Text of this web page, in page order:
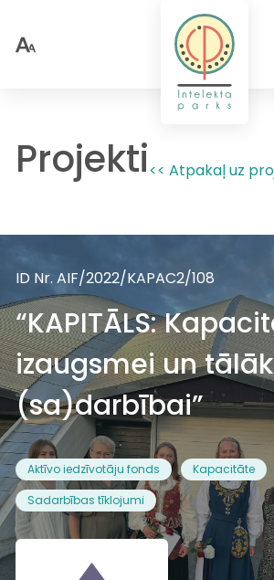
Projekti<< Atpakaļ uz
ID Nr. AIF/2022/KAPAC2/108
“KAPITĀLS:
izaugsmei un
(sa)darbībai”
Aktīvo iedzīvotāju fonds
Kapacitāte
Sadarbības tīklojumi